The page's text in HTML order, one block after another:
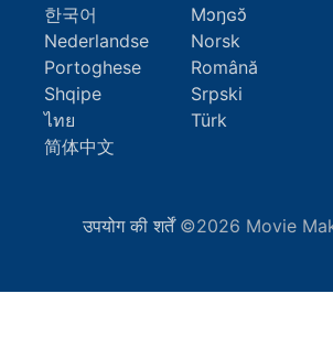
한국어
Mɔŋɢɔ̆
Nederlandse
Norsk
Portoghese
Română
Shqipe
Srpski
ไทย
Türk
简体中文
उपयोग की शर्तें©2026 Movie